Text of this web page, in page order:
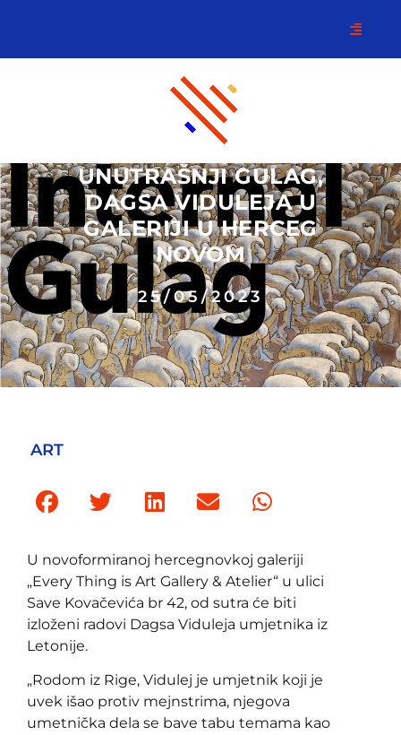
UNUTRAŠNJI GULAG,
DAGSA VIDULEJA U
GALERIJI U HERCEG
NOVOM
25/05/2023
ART
U novoformiranoj hercegnovkoj galeriji
„Every Thing is Art Gallery & Atelier“ u ulici
Save Kovačevića br 42, od sutra će biti
izloženi radovi Dagsa Viduleja umjetnika iz
Letonije.
„Rodom iz Rige, Vidulej je umjetnik koji je
uvek išao protiv mejnstrima, njegova
umetnička dela se bave tabu temama kao